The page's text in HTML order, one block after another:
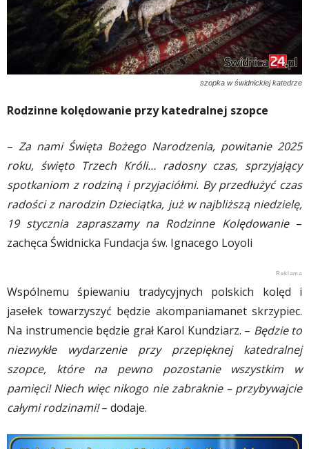
szopka w świdnickiej katedrze
Rodzinne kolędowanie przy katedralnej szopce
– Za nami Święta Bożego Narodzenia, powitanie 2025
roku, święto Trzech Króli… radosny czas, sprzyjający
spotkaniom z rodziną i przyjaciółmi. By przedłużyć czas
radości z narodzin Dzieciątka, już w najbliższą niedzielę,
19 stycznia zapraszamy na Rodzinne Kolędowanie–
zachęca Świdnicka Fundacja św. Ignacego Loyoli
Wspólnemu śpiewaniu tradycyjnych polskich kolęd i
jasełek towarzyszyć będzie akompaniamanet skrzypiec.
Na instrumencie będzie grał Karol Kundziarz. – Będzie to
niezwykłe wydarzenie przy przepięknej katedralnej
szopce, które na pewno pozostanie wszystkim w
pamięci! Niech więc nikogo nie zabraknie – przybywajcie
całymi rodzinami!– dodaje.